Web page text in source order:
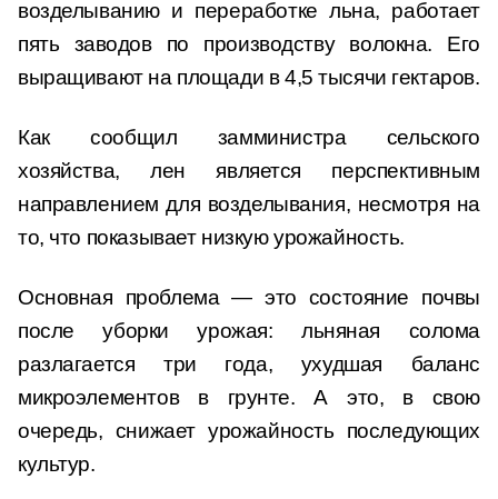
возделыванию и переработке льна, работает
пять заводов по производству волокна. Его
выращивают на площади в 4,5 тысячи гектаров.
Как сообщил замминистра сельского
хозяйства, лен является перспективным
направлением для возделывания, несмотря на
то, что показывает низкую урожайность.
Основная проблема — это состояние почвы
после уборки урожая: льняная солома
разлагается три года, ухудшая баланс
микроэлементов в грунте. А это, в свою
очередь, снижает урожайность последующих
культур.